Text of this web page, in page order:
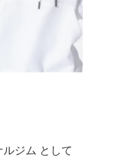
ジム として